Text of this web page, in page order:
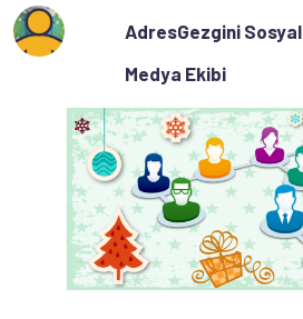
AdresGezgini Sosyal
Medya Ekibi